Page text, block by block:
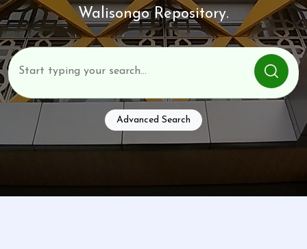
Walisongo Repository.
Advanced Search